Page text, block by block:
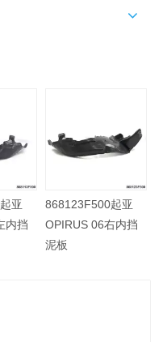
868113F500起亚
OPIRUS 06左内挡
OPIRUS